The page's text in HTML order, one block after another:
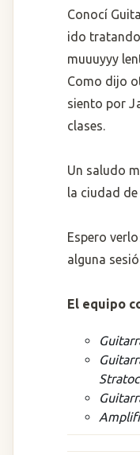
Conocí
ido
muuuyyy
Como dijo
siento por
clases.
Un saludo
la ciudad de
Espero
alguna
El equipo